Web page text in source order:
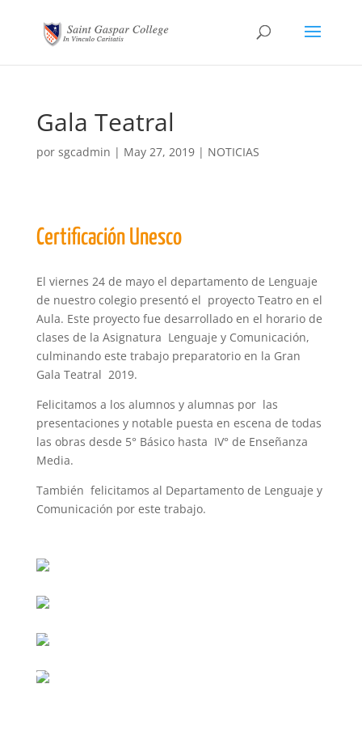
Gala Teatral
por sgcadmin | May 27, 2019| NOTICIAS
Certificación Unesco
El viernes 24 de mayo el departamento de Lenguaje
de nuestro colegio presentó el proyecto Teatro en el
Aula. Este proyecto fue desarrollado en el horario de
clases de la Asignatura Lenguaje y Comunicación,
culminando este trabajo preparatorio en la Gran
Gala Teatral 2019.
Felicitamos a los alumnos y alumnas por las
presentaciones y notable puesta en escena de todas
las obras desde 5° Básico hasta IV° de Enseñanza
Media.
También felicitamos al Departamento de Lenguaje y
Comunicación por este trabajo.